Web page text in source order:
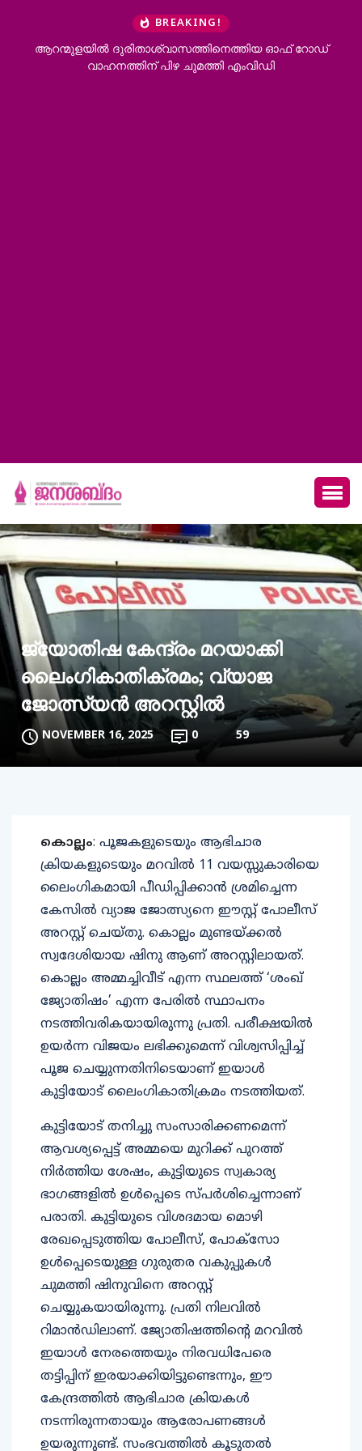
BREAKING!
ആറന്മുളയിൽ ദുരിതാശ്വാസത്തിനെത്തിയ ഓഫ് റോഡ്
വാഹനത്തിന് പിഴ ചുമത്തി എംവിഡി
ജ്യോതിഷ കേന്ദ്രം മറയാക്കി
ലൈംഗികാതിക്രമം; വ്യാജ
ജോത്സ്യൻ അറസ്റ്റിൽ
NOVEMBER 16, 2025 0 59
കൊല്ലം: പൂജകളുടെയും ആഭിചാര
ക്രിയകളുടെയും മറവിൽ 11 വയസ്സുകാരിയെ
ലൈംഗികമായി പീഡിപ്പിക്കാൻ ശ്രമിച്ചെന്ന
കേസിൽ വ്യാജ ജോത്സ്യനെ ഈസ്റ്റ് പോലീസ്
അറസ്റ്റ് ചെയ്തു. കൊല്ലം മുണ്ടയ്ക്കൽ
സ്വദേശിയായ ഷിനു ആണ് അറസ്റ്റിലായത്.
കൊല്ലം അമ്മച്ചിവീട് എന്ന സ്ഥലത്ത് ‘ശംഖ്
ജ്യോതിഷം’ എന്ന പേരിൽ സ്ഥാപനം
നടത്തിവരികയായിരുന്നു പ്രതി. പരീക്ഷയിൽ
ഉയർന്ന വിജയം ലഭിക്കുമെന്ന് വിശ്വസിപ്പിച്ച്
പൂജ ചെയ്യുന്നതിനിടെയാണ് ഇയാൾ
കുട്ടിയോട് ലൈംഗികാതിക്രമം നടത്തിയത്.
കുട്ടിയോട് തനിച്ചു സംസാരിക്കണമെന്ന്
ആവശ്യപ്പെട്ട് അമ്മയെ മുറിക്ക് പുറത്ത്
നിർത്തിയ ശേഷം, കുട്ടിയുടെ സ്വകാര്യ
ഭാഗങ്ങളിൽ ഉൾപ്പെടെ സ്പർശിച്ചെന്നാണ്
പരാതി. കുട്ടിയുടെ വിശദമായ മൊഴി
രേഖപ്പെടുത്തിയ പോലീസ്, പോക്സോ
ഉൾപ്പെടെയുള്ള ഗുരുതര വകുപ്പുകൾ
ചുമത്തി ഷിനുവിനെ അറസ്റ്റ്
ചെയ്യുകയായിരുന്നു. പ്രതി നിലവിൽ
റിമാൻഡിലാണ്. ജ്യോതിഷത്തിൻ്റെ മറവിൽ
ഇയാൾ നേരത്തെയും നിരവധിപേരെ
തട്ടിപ്പിന് ഇരയാക്കിയിട്ടുണ്ടെന്നും, ഈ
കേന്ദ്രത്തിൽ ആഭിചാര ക്രിയകൾ
നടന്നിരുന്നതായും ആരോപണങ്ങൾ
ഉയരുന്നുണ്ട്. സംഭവത്തിൽ കൂടുതൽ